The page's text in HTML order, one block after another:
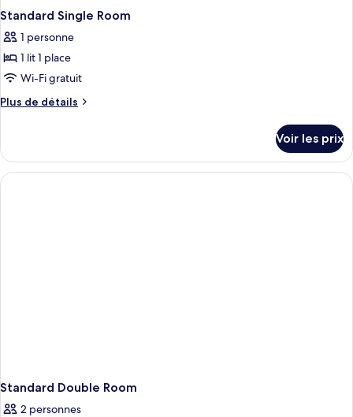
Standard Single Room
1 personne
1 lit 1 place
Wi-Fi gratuit
Plus de détails
Plus
le
type
de
Voir les prix
Standard Double Room
2 personnes